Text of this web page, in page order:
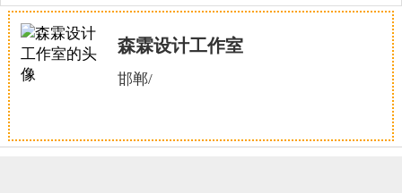
恭喜150****6483用户作品已成功备案！
恭喜131****2473用户作品已成功备案！
恭喜159****4201用户作品已成功备案！
森霖设计工作室
邯郸/